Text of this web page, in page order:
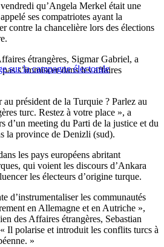
qu’Angela Merkel était une
ses compatriotes ayant la
contre la chancelière lors des élections
sur la campagne électorale
étrangères, Sigmar Gabriel, a
s’immiscer dans les affaires
président de la Turquie ? Parlez au
turc. Restez à votre place », a
d’un meeting du Parti de la justice et du
la province de Denizli (sud).
les pays européens abritant
qui voient les discours d’Ankara
les électeurs d’origine turque.
d’instrumentaliser les communautés
en Allemagne et en Autriche »,
des Affaires étrangères, Sebastian
Il polarise et introduit les conflits turcs à
»